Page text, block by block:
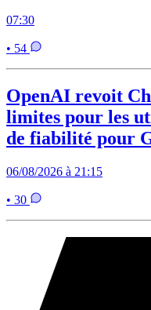
07:30
• 54
OpenAI revoit
limites pour les
de fiabilité pour
06/08/2026 à 21:15
• 30